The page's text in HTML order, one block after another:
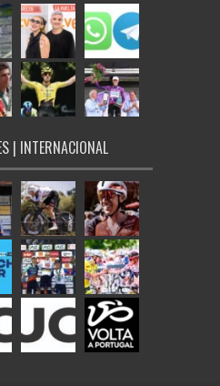
| INTERNACIONAL